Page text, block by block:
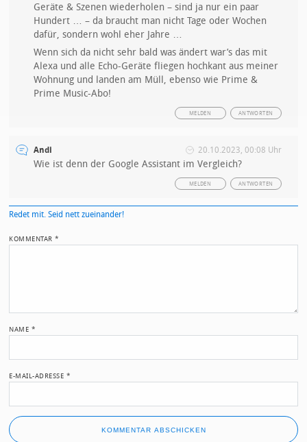
Geräte & Szenen wiederholen – sind ja nur ein paar
Hundert … – da braucht man nicht Tage oder Wochen
dafür, sondern wohl eher Jahre …
Wenn sich da nicht sehr bald was ändert war’s das mit
Alexa und alle Echo-Geräte fliegen hochkant aus meiner
Wohnung und landen am Müll, ebenso wie Prime &
Prime Music-Abo!
ANTWORTEN
MELDEN
Andi 20.10.2023, 00:08 Uhr
Wie ist denn der Google Assistant im Vergleich?
ANTWORTEN
MELDEN
Redet mit. Seid nett zueinander!
KOMMENTAR*
NAME *
E-MAIL-ADRESSE *